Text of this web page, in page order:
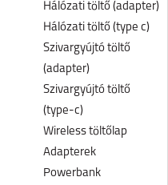
Hálózati töltő (adapter)
Hálózati töltő (type c)
Szivargyújtó töltő
(adapter)
Szivargyújtó töltő
(type-c)
Wireless töltőlap
Adapterek
Powerbank